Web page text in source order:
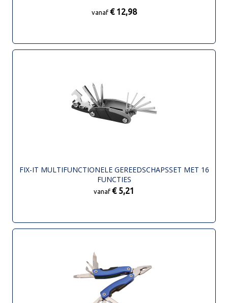
vanaf € 12,98
FIX-IT MULTIFUNCTIONELE GEREEDSCHAPSSET MET 16
FUNCTIES
vanaf € 5,21